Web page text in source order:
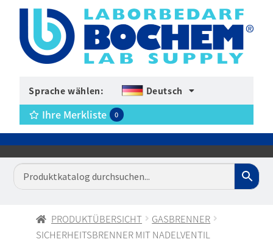
Sprache wählen: Deutsch
Ihre Merkliste 0
PRODUKTÜBERSICHT
GASBRENNER
SICHERHEITSBRENNER MIT NADELVENTIL